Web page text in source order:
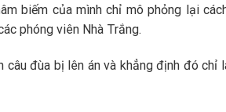
biếm của mình chỉ mô phỏng lại
phóng viên Nhà Trắng.
câu đùa bị lên án và khẳng định đó